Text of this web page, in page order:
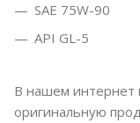
SAE 75W-90
API GL-5
В нашем интернет
оригинальную